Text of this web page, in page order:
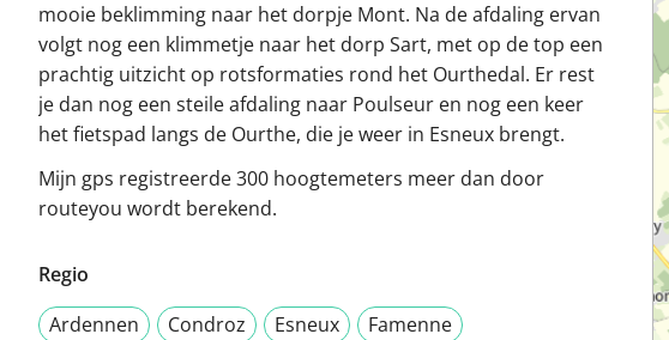
mooie beklimming naar het dorpje Mont. Na de afdaling ervan
volgt nog een klimmetje naar het dorp Sart, met op de top een
prachtig uitzicht op rotsformaties rond het Ourthedal. Er rest
je dan nog een steile afdaling naar Poulseur en nog een keer
het fietspad langs de Ourthe, die je weer in Esneux brengt.
Mijn gps registreerde 300 hoogtemeters meer dan door
routeyou wordt berekend.
Regio
Ardennen
Condroz Esneux
Famenne